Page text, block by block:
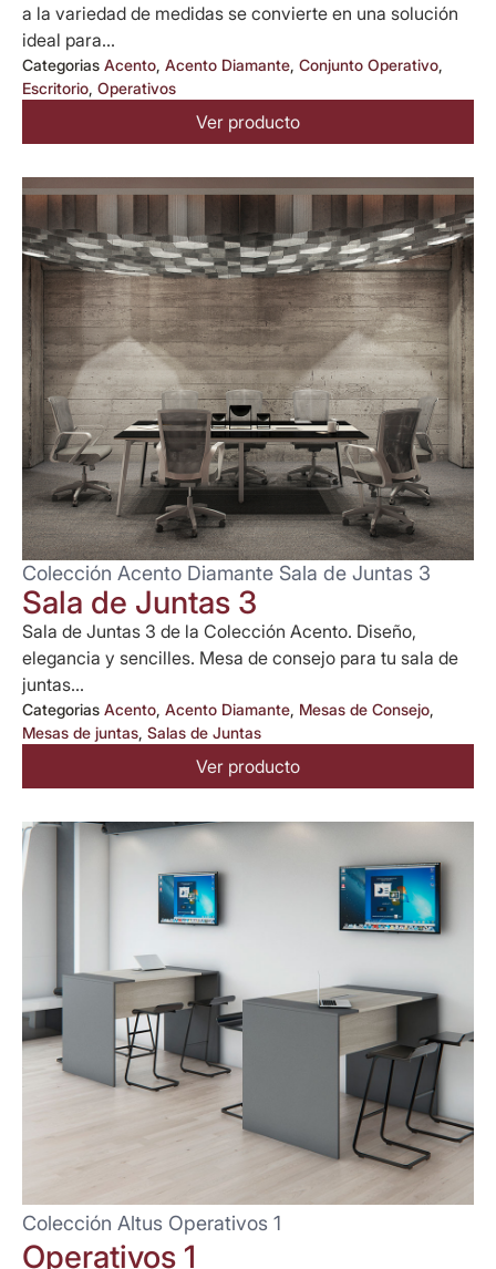
a la variedad de medidas se convierte en una solución
ideal para...
Categorias Acento, Acento Diamante, Conjunto Operativo,
Escritorio, Operativos
Ver producto
Colección Acento Diamante Sala de Juntas 3
Sala de Juntas 3
Sala de Juntas 3 de la Colección Acento. Diseño,
elegancia y sencilles. Mesa de consejo para tu sala de
juntas...
Categorias Acento, Acento Diamante, Mesas de Consejo,
Mesas de juntas, Salas de Juntas
Ver producto
Colección Altus Operativos 1
Operativos 1